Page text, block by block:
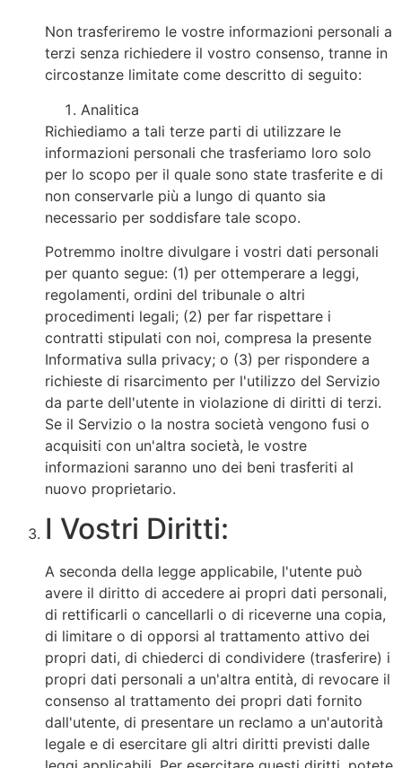
Non trasferiremo le vostre informazioni personali a
terzi senza richiedere il vostro consenso, tranne in
circostanze limitate come descritto di seguito:
Analitica
Richiediamo a tali terze parti di utilizzare le
informazioni personali che trasferiamo loro solo
per lo scopo per il quale sono state trasferite e di
non conservarle più a lungo di quanto sia
necessario per soddisfare tale scopo.
Potremmo inoltre divulgare i vostri dati personali
per quanto segue: (1) per ottemperare a leggi,
regolamenti, ordini del tribunale o altri
procedimenti legali; (2) per far rispettare i
contratti stipulati con noi, compresa la presente
Informativa sulla privacy; o (3) per rispondere a
richieste di risarcimento per l'utilizzo del Servizio
da parte dell'utente in violazione di diritti di terzi.
Se il Servizio o la nostra società vengono fusi o
acquisiti con un'altra società, le vostre
informazioni saranno uno dei beni trasferiti al
nuovo proprietario.
I Vostri Diritti:
A seconda della legge applicabile, l'utente può
avere il diritto di accedere ai propri dati personali,
di rettificarli o cancellarli o di riceverne una copia,
di limitare o di opporsi al trattamento attivo dei
propri dati, di chiederci di condividere (trasferire) i
propri dati personali a un'altra entità, di revocare il
consenso al trattamento dei propri dati fornito
dall'utente, di presentare un reclamo a un'autorità
legale e di esercitare gli altri diritti previsti dalle